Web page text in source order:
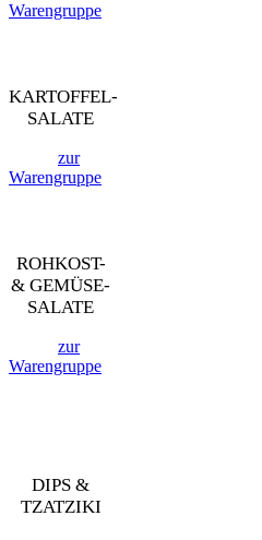
Warengruppe
KARTOFFEL-
SALATE
zur
Warengruppe
ROHKOST-
& GEMÜSE-
SALATE
zur
Warengruppe
DIPS &
TZATZIKI